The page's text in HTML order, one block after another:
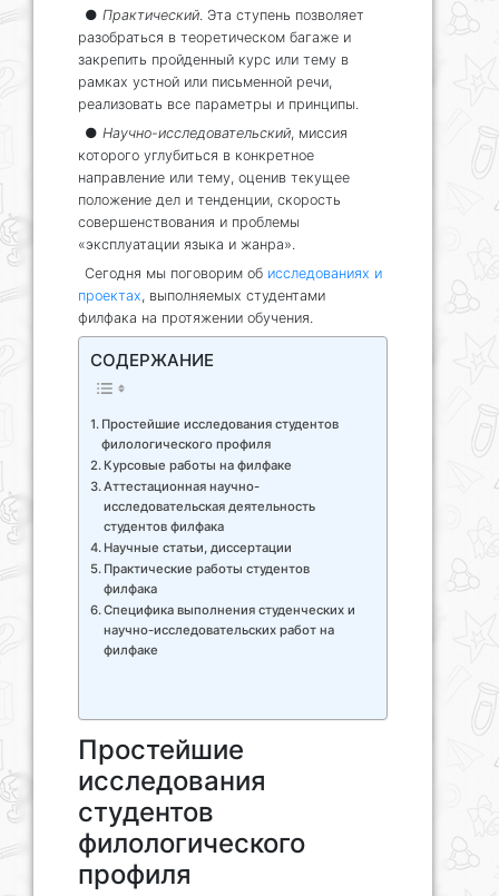
● Практический. Эта ступень позволяет
разобраться в теоретическом багаже и
закрепить пройденный курс или тему в
рамках устной или письменной речи,
реализовать все параметры и принципы.
● Научно-исследовательский, миссия
которого углубиться в конкретное
направление или тему, оценив текущее
положение дел и тенденции, скорость
совершенствования и проблемы
«эксплуатации языка и жанра».
Сегодня мы поговорим об исследованиях и
проектах, выполняемых студентами
филфака на протяжении обучения.
СОДЕРЖАНИЕ
Простейшие исследования студентов
филологического профиля
Курсовые работы на филфаке
Аттестационная научно-
исследовательская деятельность
студентов филфака
Научные статьи, диссертации
Практические работы студентов
филфака
Специфика выполнения студенческих и
научно-исследовательских работ на
филфаке
Простейшие
исследования
студентов
филологического
профиля